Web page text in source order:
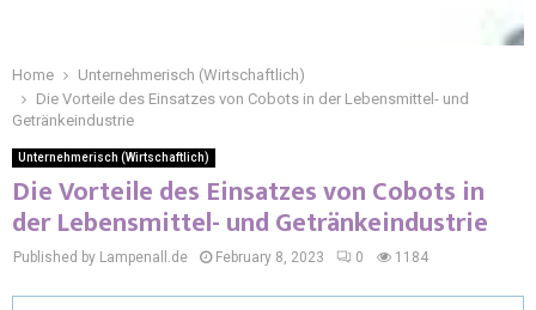
Home
Unternehmerisch (Wirtschaftlich)
Die Vorteile des Einsatzes von Cobots in der Lebensmittel- und
Getränkeindustrie
Unternehmerisch (Wirtschaftlich)
Die Vorteile des Einsatzes von Cobots in
der Lebensmittel- und Getränkeindustrie
Published by Lampenall.de February 8, 2023 0 1184